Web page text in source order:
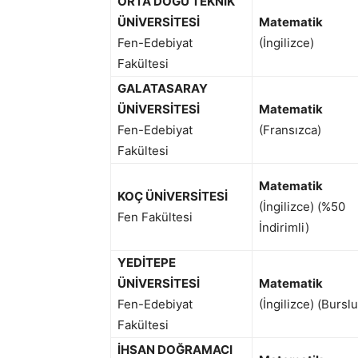
ÜNİVERSİTESİ
Fen-Edebiyat
Fakültesi
Matematik
(İngilizce)
GALATASARAY
ÜNİVERSİTESİ
Fen-Edebiyat
Fakültesi
Matematik
(Fransızca)
KOÇ ÜNİVERSİTESİ
Fen Fakültesi
Matematik
(İngilizce) (%50
İndirimli)
YEDİTEPE
ÜNİVERSİTESİ
Fen-Edebiyat
Fakültesi
Matematik
(İngilizce)
İHSAN DOĞRAMACI